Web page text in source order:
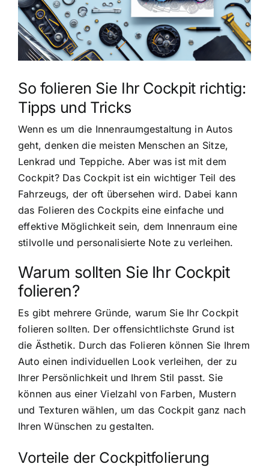
So folieren Sie Ihr Cockpit richtig:
Tipps und Tricks
Wenn es um die Innenraumgestaltung in Autos
geht, denken die meisten Menschen an Sitze,
Lenkrad und Teppiche. Aber was ist mit dem
Cockpit? Das Cockpit ist ein wichtiger Teil des
Fahrzeugs, der oft übersehen wird. Dabei kann
das Folieren des Cockpits eine einfache und
effektive Möglichkeit sein, dem Innenraum eine
stilvolle und personalisierte Note zu verleihen.
Warum sollten Sie Ihr Cockpit
folieren?
Es gibt mehrere Gründe, warum Sie Ihr Cockpit
folieren sollten. Der offensichtlichste Grund ist
die Ästhetik. Durch das Folieren können Sie Ihrem
Auto einen individuellen Look verleihen, der zu
Ihrer Persönlichkeit und Ihrem Stil passt. Sie
können aus einer Vielzahl von Farben, Mustern
und Texturen wählen, um das Cockpit ganz nach
Ihren Wünschen zu gestalten.
Vorteile der Cockpitfolierung